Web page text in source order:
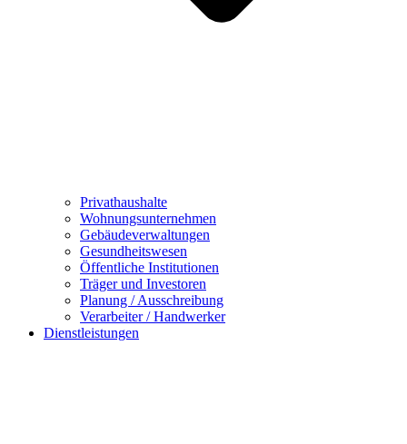
Privathaushalte
Wohnungsunternehmen
Gebäudeverwaltungen
Gesundheitswesen
Öffentliche Institutionen
Träger und Investoren
Planung / Ausschreibung
Verarbeiter / Handwerker
Dienstleistungen